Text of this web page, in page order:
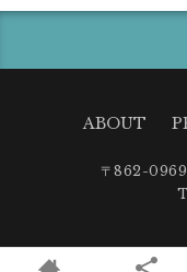
ABOUT
〒862-0969